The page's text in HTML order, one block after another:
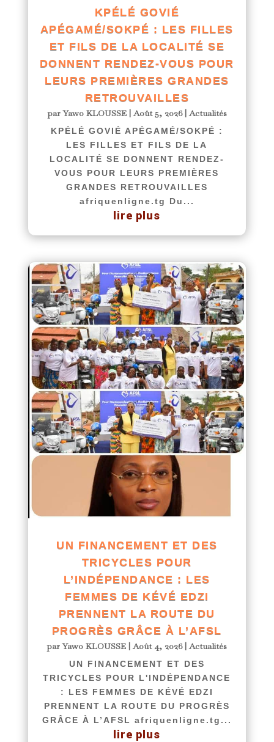
KPÉLÉ GOVIÉ
APÉGAMÉ/SOKPÉ : LES FILLES
ET FILS DE LA LOCALITÉ SE
DONNENT RENDEZ-VOUS POUR
LEURS PREMIÈRES GRANDES
RETROUVAILLES
parYawo KLOUSSE|Août 5, 2026|Actualités
KPÉLÉ GOVIÉ APÉGAMÉ/SOKPÉ :
LES FILLES ET FILS DE LA
LOCALITÉ SE DONNENT RENDEZ-
VOUS POUR LEURS PREMIÈRES
GRANDES RETROUVAILLES
afriquenligne.tg Du...
lire plus
UN FINANCEMENT ET DES
TRICYCLES POUR
L’INDÉPENDANCE : LES
FEMMES DE KÉVÉ EDZI
PRENNENT LA ROUTE DU
PROGRÈS GRÂCE À L’AFSL
parYawo KLOUSSE |Août 4, 2026|Actualités
UN FINANCEMENT ET DES
TRICYCLES POUR L'INDÉPENDANCE
: LES FEMMES DE KÉVÉ EDZI
PRENNENT LA ROUTE DU PROGRÈS
GRÂCE À L’AFSL afriquenligne.tg...
lire plus